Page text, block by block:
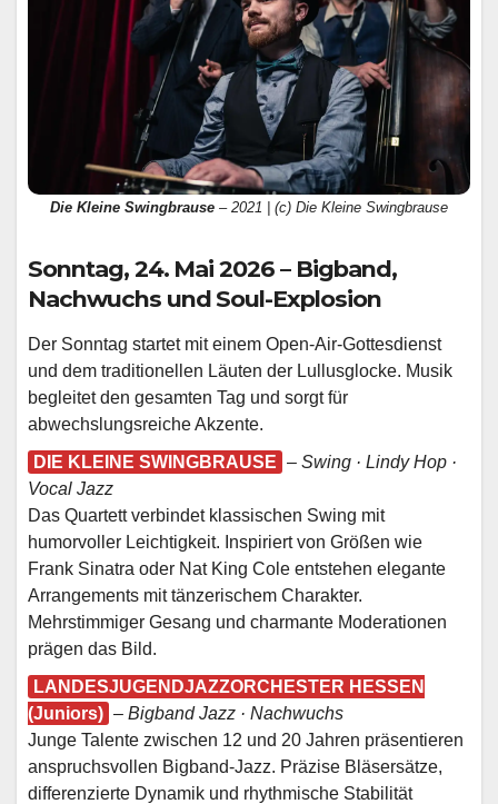
Die Kleine Swingbrause – 2021 | (c) Die Kleine Swingbrause
Sonntag, 24. Mai 2026 – Bigband,
Nachwuchs und Soul-Explosion
Der Sonntag startet mit einem Open-Air-Gottesdienst
und dem traditionellen Läuten der Lullusglocke. Musik
begleitet den gesamten Tag und sorgt für
abwechslungsreiche Akzente.
DIE KLEINE SWINGBRAUSE – Swing · Lindy Hop ·
Vocal Jazz
Das Quartett verbindet klassischen Swing mit
humorvoller Leichtigkeit. Inspiriert von Größen wie
Frank Sinatra oder Nat King Cole entstehen elegante
Arrangements mit tänzerischem Charakter.
Mehrstimmiger Gesang und charmante Moderationen
prägen das Bild.
LANDESJUGENDJAZZORCHESTER HESSEN
(Juniors) – Bigband Jazz · Nachwuchs
Junge Talente zwischen 12 und 20 Jahren präsentieren
anspruchsvollen Bigband-Jazz. Präzise Bläsersätze,
differenzierte Dynamik und rhythmische Stabilität